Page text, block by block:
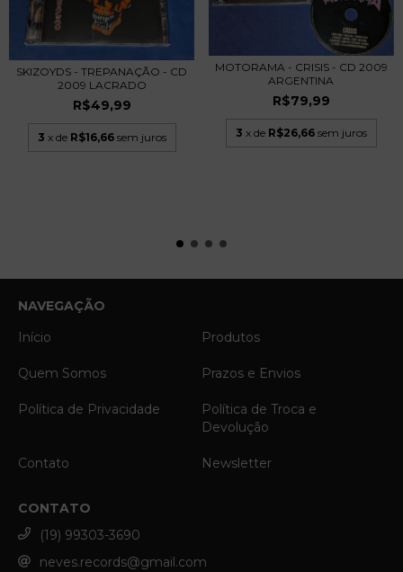
SKIZOYDS - TREPANAÇÃO - CD
2009 LACRADO
R$49,99
3 x de R$16,66 sem juros
MOTORAMA - CRISIS - CD 2009
ARGENTINA
R$79,99
3 x de R$26,66 sem juros
NAVEGAÇÃO
Início
Produtos
Quem Somos Prazos e Envios
Política de Privacidade
Política de Troca e
Devolução
Contato Newsletter
CONTATO
(19) 99303-3690
neves.records@gmail.com